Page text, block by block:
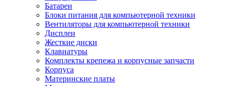
Батареи
Блоки питания для компьютерной техники
Вентиляторы для компьютерной техники
Дисплеи
Жесткие диски
Клавиатуры
Комплекты крепежа и корпусные запчасти
Корпуса
Материнские платы